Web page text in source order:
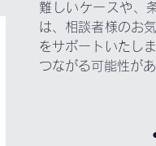
難しいケースや、
は、相談者様のお
をサポートいたし
つながる可能性があ